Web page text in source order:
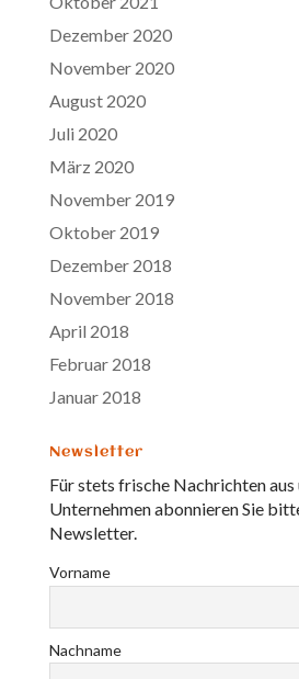
Dezember 2020
November 2020
August 2020
Juli 2020
März 2020
November 2019
Oktober 2019
Dezember 2018
November 2018
April 2018
Februar 2018
Januar 2018
Newsletter
Für stets frische Nachrichten aus
Unternehmen abonnieren Sie
Newsletter.
Vorname
Nachname